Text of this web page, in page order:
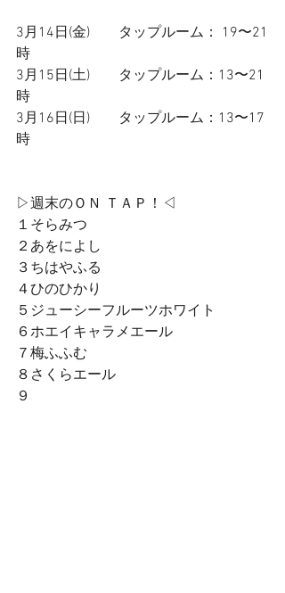
3月14日(金)        タップルーム： 19〜21
時
3月15日(土)        タップルーム：13〜21
時
3月16日(日)        タップルーム：13〜17
時
▷週末のＯＮ ＴＡＰ！◁
１そらみつ
２あをによし
３ちはやふる
４ひのひかり
５ジューシーフルーツホワイト
６ホエイキャラメエール
７梅ふふむ
８さくらエール
９